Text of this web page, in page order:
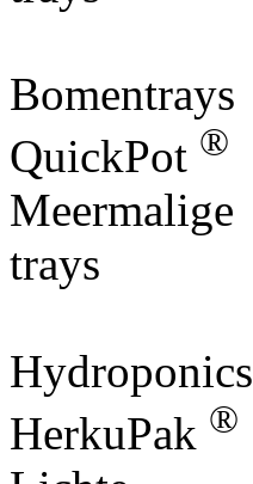
Bomentrays
QuickPot ®
Meermalige
trays
Hydroponics
HerkuPak ®